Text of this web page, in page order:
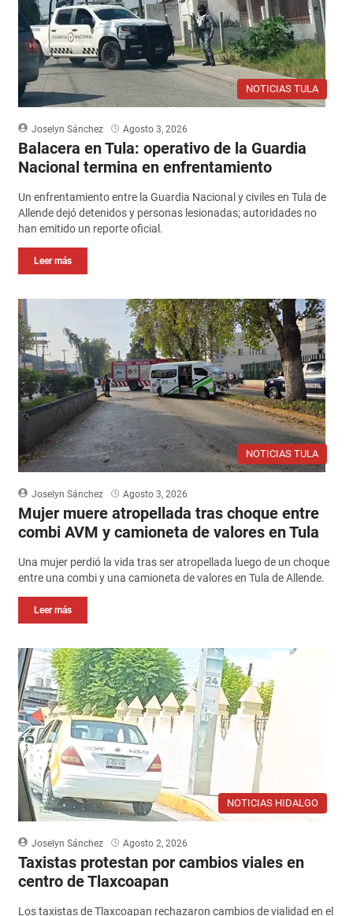
NOTICIAS TULA
Joselyn Sánchez Agosto 3, 2026
Balacera en Tula: operativo de la Guardia
Nacional termina en enfrentamiento
Un enfrentamiento entre la Guardia Nacional y civiles en Tula de
Allende dejó detenidos y personas lesionadas; autoridades no
han emitido un reporte oficial.
Leer más
NOTICIAS TULA
Joselyn Sánchez Agosto 3, 2026
Mujer muere atropellada tras choque entre
combi AVM y camioneta de valores en Tula
Una mujer perdió la vida tras ser atropellada luego de un choque
entre una combi y una camioneta de valores en Tula de Allende.
Leer más
NOTICIAS HIDALGO
Joselyn Sánchez Agosto 2, 2026
Taxistas protestan por cambios viales en
centro de Tlaxcoapan
Los taxistas de Tlaxcoapan rechazaron cambios de vialidad en el